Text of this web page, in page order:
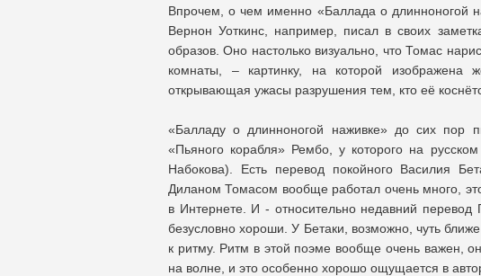
Впрочем, о чем именно «Баллада о длинноногой
Вернон Уоткинс, например, писал в своих
образов. Оно настолько визуально, что Томас
комнаты, – картинку, на которой
открывающая ужасы разрушения тем, кто её
«Балладу о длинноногой наживке» до сих пор
«Пьяного корабля» Рембо, у которого на
Набокова). Есть перевод покойного Василия
Диланом Томасом вообще работал очень много,
в Интернете. И - относительно недавний
безусловно хороши. У Бетаки, возможно, чуть
к ритму. Ритм в этой поэме вообще очень важен,
на волне, и это особенно хорошо ощущается в